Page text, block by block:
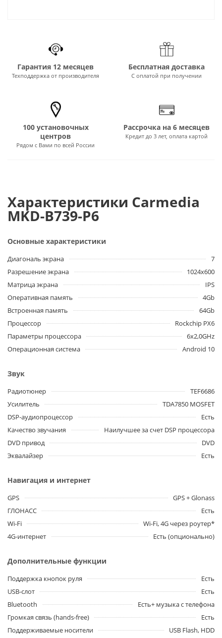
Гарантия 12 месяцев
Техподдержка от производителя
Бесплатная доставка
С оплатой при получении
100 установочных
центров
Рядом с Вами по всей России
Рассрочка на 6 месяцев
Кредит до 3 лет, оплата картой
Характеристики Carmedia
MKD-B739-P6
Основные характеристики
Диагональ экрана
7
Разрешение экрана
1024x600
Матрица экрана
IPS
Оперативная память
4Gb
Встроенная память
64Gb
Процессор
Rockchip PX6
Параметры процессора
6x2,0GHz
Операционная система
Android 10
Звук
Радиотюнер
TEF6686
Усилитель
TDA7850 MOSFET
DSP-аудиопроцессор
Есть
Качество звучания
Наилучшее за счет DSP процессора
DVD привод
DVD
Эквалайзер
Есть
Навигация и интернет
GPS
GPS + Glonass
ГЛОНАСС
Есть
Wi-Fi
Wi-Fi, 4G через роутер*
4G-интернет
Есть (опционально)
Дополнительные функции
Поддержка кнопок руля
Есть
USB-слот
Есть
Bluetooth
Есть+ музыка с телефона
Громкая связь (hands-free)
Есть
Поддерживаемые носители
USB Flash, HDD